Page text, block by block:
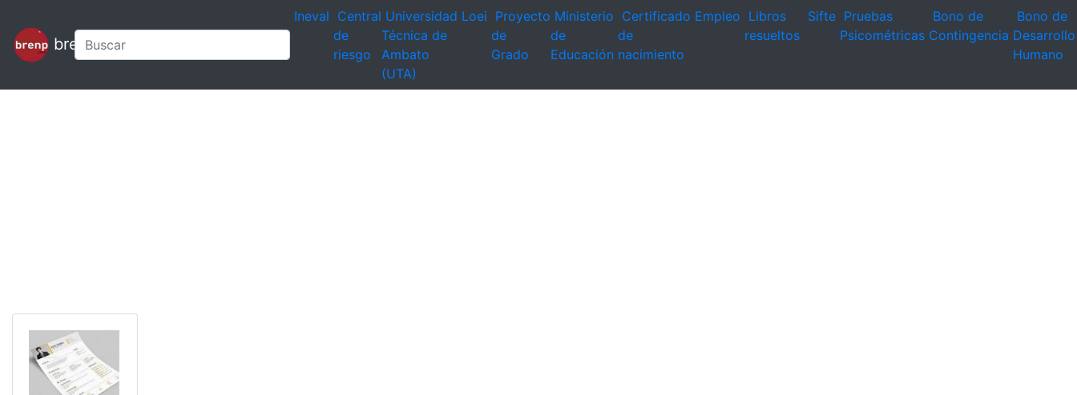
brenp
Ineval Central
de
riesgo
Universidad
Técnica de
Ambato
(UTA)
Loei Proyecto
de
Grado
Ministerio
de
Educación
Certificado
de
nacimiento
Empleo Libros
resueltos
Sifte Pruebas
Psicométricas
Bono de
Contingencia
Bono de
Desarrollo
Humano